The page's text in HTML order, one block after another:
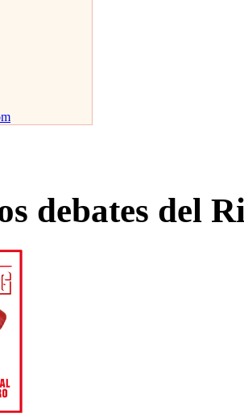
debates del